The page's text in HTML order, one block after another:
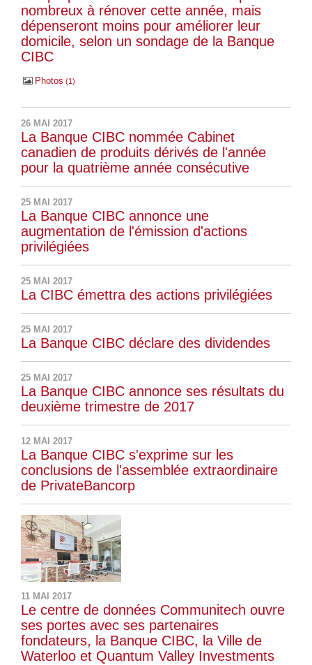
nombreux à rénover cette année, mais
dépenseront moins pour améliorer leur
domicile, selon un sondage de la Banque
CIBC
Photos 1
26 MAI 2017
La Banque CIBC nommée Cabinet
canadien de produits dérivés de l'année
pour la quatrième année consécutive
25 MAI 2017
La Banque CIBC annonce une
augmentation de l'émission d'actions
privilégiées
25 MAI 2017
La CIBC émettra des actions privilégiées
25 MAI 2017
La Banque CIBC déclare des dividendes
25 MAI 2017
La Banque CIBC annonce ses résultats du
deuxième trimestre de 2017
12 MAI 2017
La Banque CIBC s'exprime sur les
conclusions de l'assemblée extraordinaire
de PrivateBancorp
11 MAI 2017
Le centre de données Communitech ouvre
ses portes avec ses partenaires
fondateurs, la Banque CIBC, la Ville de
Waterloo et Quantum Valley Investments